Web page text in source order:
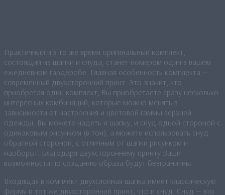
Практичный и в то же время оригинальный комплект,
состоящий из шапки и снуда, станет номером один в вашем
ежедневном гардеробе. Главная особенность комплекта —
современный двухсторонний принт. Это значит, что
приобретая один комплект, Вы приобретаете сразу несколько
интересных комбинаций, которые можно менять в
зависимости от настроения и цветовой гаммы верхней
одежды. Вы можете надеть и шапку, и снуд одной стороной с
одинаковым рисунком (в тон), а можете использовать снуд
обратной стороной, с отличным от шапки рисунком и
наоборот. Благодаря двухстороннему принту Ваши
возможности по созданию образа будут безграничны.
Входящая в комплект двухслойная шапка имеет классическую
форму и тот же двухсторонний принт, что и снуд. Снуд — это